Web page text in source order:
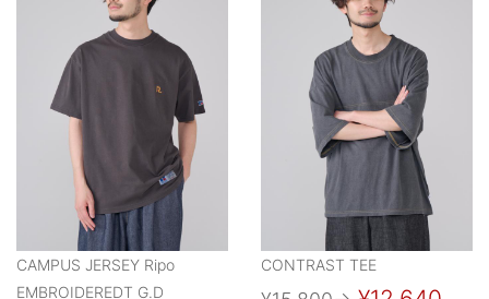
CAMPUS JERSEY Ripo
EMBROIDEREDT G.D
CONTRAST TEE